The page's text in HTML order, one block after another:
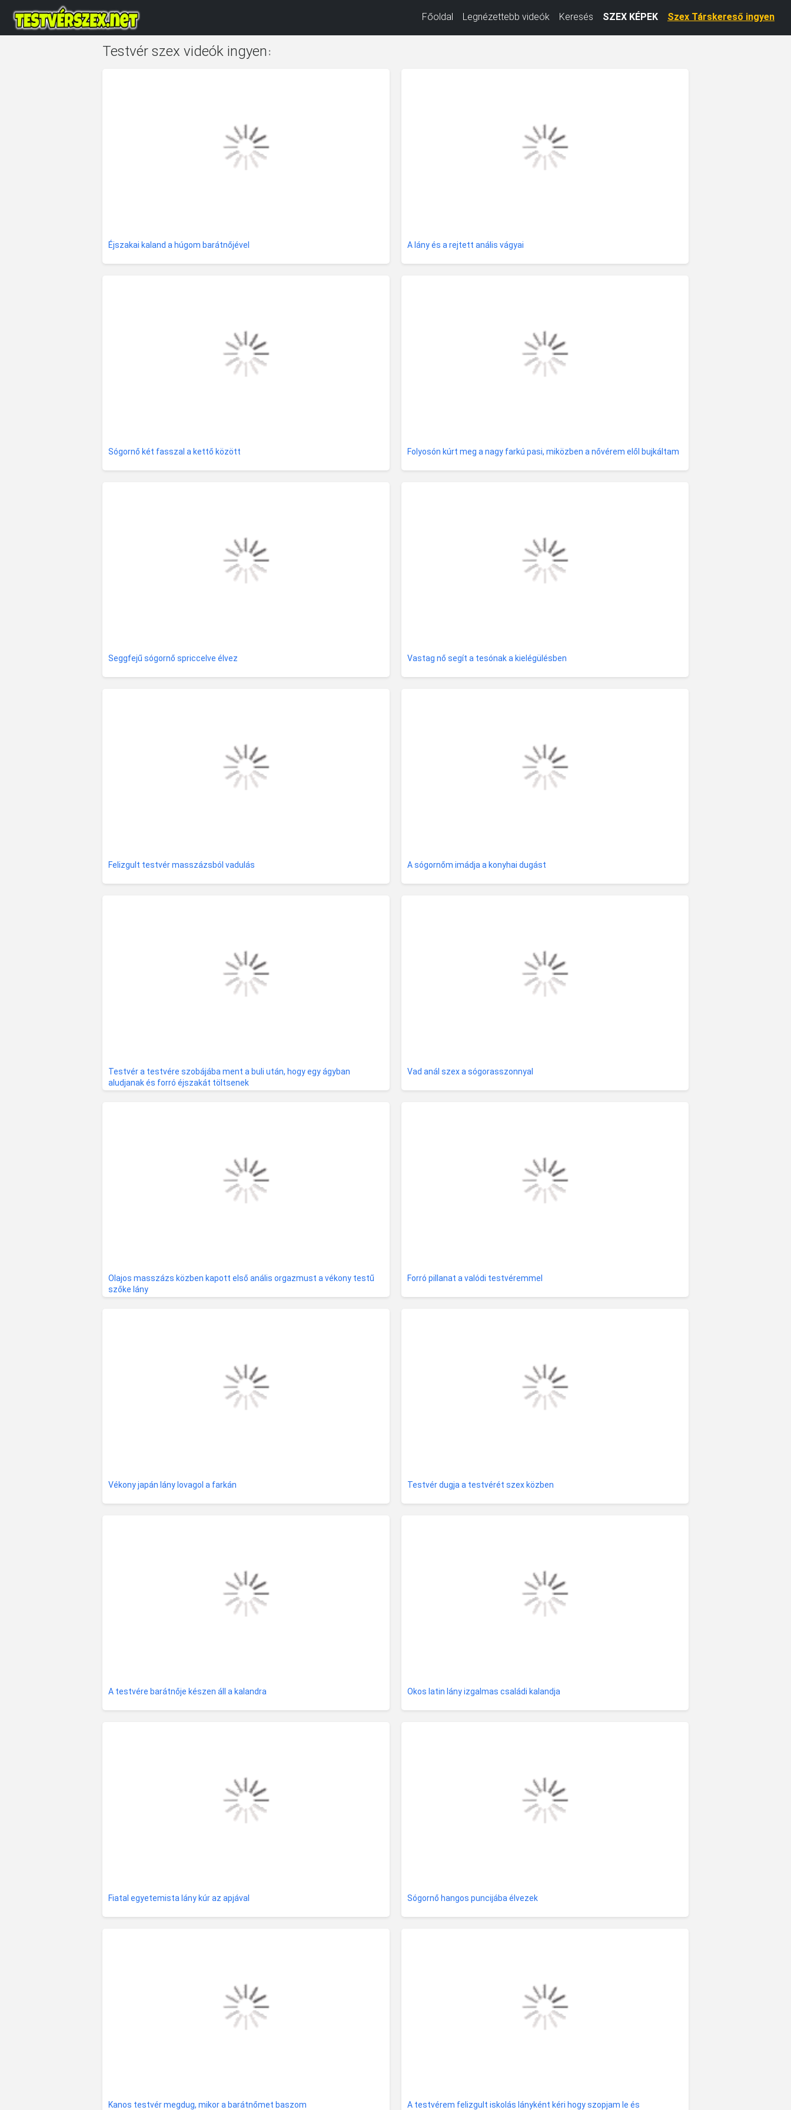
Főoldal Legnézettebb videók Keresés SZEX KÉPEK Szex Társkereső ingyen
Testvér szex videók ingyen :
Éjszakai kaland a húgom barátnőjével A lány és a rejtett anális vágyai
Sógornő két fasszal a kettő között Folyosón kúrt meg a nagy farkú pasi, miközben a nővérem elől bujkáltam
Seggfejű sógornő spriccelve élvez Vastag nő segít a tesónak a kielégülésben
Felizgult testvér masszázsból vadulás A sógornőm imádja a konyhai dugást
Testvér a testvére szobájába ment a buli után, hogy egy ágyban
aludjanak és forró éjszakát töltsenek
Vad anál szex a sógorasszonnyal
Olajos masszázs közben kapott első anális orgazmust a vékony testű
szőke lány
Forró pillanat a valódi testvéremmel
Vékony japán lány lovagol a farkán Testvér dugja a testvérét szex közben
A testvére barátnője készen áll a kalandra Okos latin lány izgalmas családi kalandja
Fiatal egyetemista lány kúr az apjával Sógornő hangos puncijába élvezek
Kanos testvér megdug, mikor a barátnőmet baszom A testvérem felizgult iskolás lányként kéri hogy szopjam le és